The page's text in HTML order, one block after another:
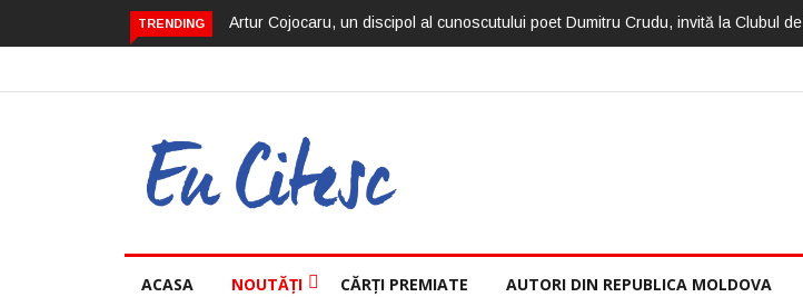
TRENDING Artur Cojocaru, un discipol al cunoscutului poet Dumitru Crudu, invită la Clubul
ACASA NOUTĂȚI CĂRȚI PREMIATE AUTORI DIN REPUBLICA MOLDOVA